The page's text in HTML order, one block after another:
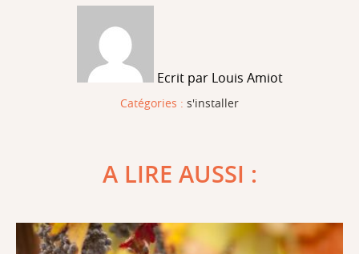
Ecrit par Louis Amiot
Catégories : s'installer
A LIRE AUSSI :